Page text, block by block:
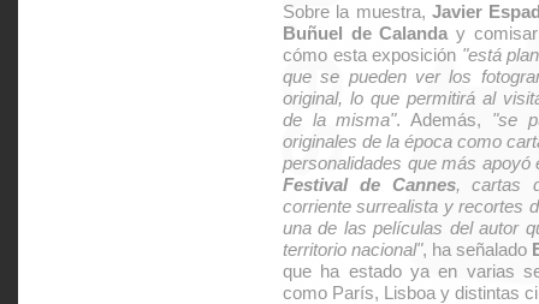
Sobre la muestra, Javier
Buñuel de Calanda y
cómo esta exposición "está
que se pueden ver los
original, lo que permitirá al
de la misma". Además, "se
originales de la época como
personalidades que más
Festival de Cannes, cartas
corriente surrealista y recortes
una de las películas del autor
territorio nacional", ha señalado
que ha estado ya en varias
como París, Lisboa y distintas